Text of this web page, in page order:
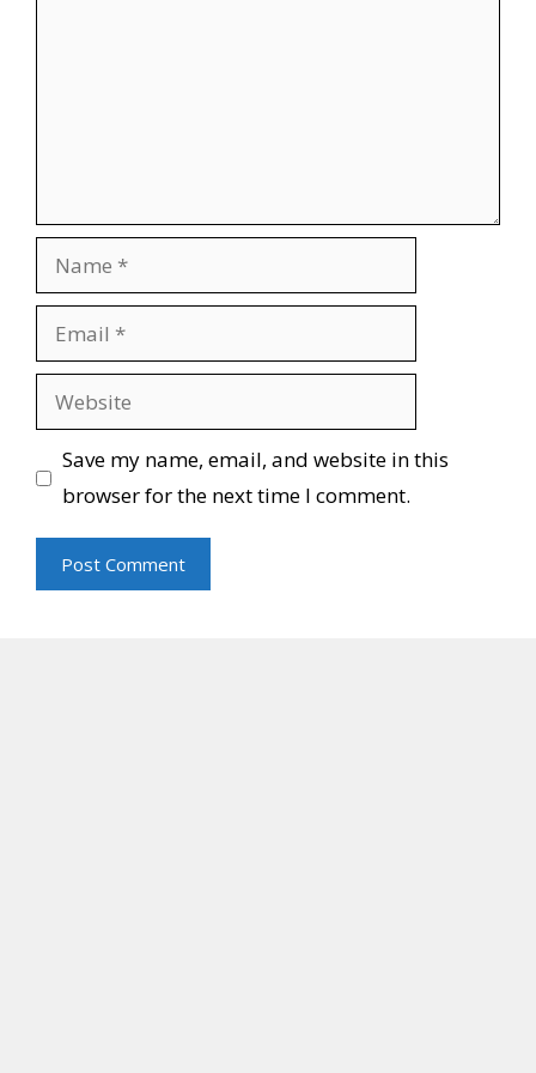
Name
Email
Website
Save my name, email, and website in this
browser for the next time I comment.